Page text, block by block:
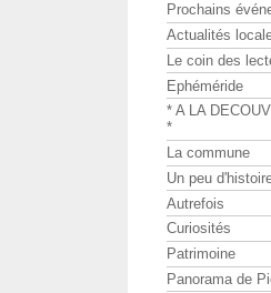
Prochains
Actualités
Le coin des
Ephéméride
* A LA
*
La commune
Un peu
Autrefois
Curiosités
Patrimoine
Panorama de